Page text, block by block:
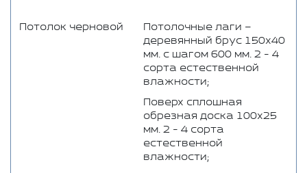
Потолок черновой
Потолочные лаги –
деревянный брус 150x40
мм. с шагом 600 мм. 2 - 4
сорта естественной
влажности;
Поверх сплошная
обрезная доска 100x25
мм. 2 - 4 сорта
естественной
влажности;